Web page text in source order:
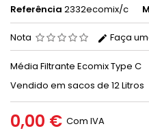
Referência 2332ecomix/c
Nota Faça
Média Filtrante Ecomix Type C
Vendido em sacos de 12 Litros
0,00 € Com IVA